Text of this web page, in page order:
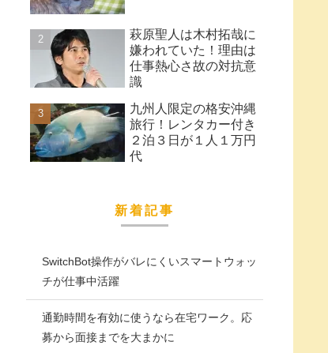
萩原聖人は木村拓哉に
嫌われていた！理由は
仕事熱心さ故の対抗意
識
九州人限定の格安沖縄
旅行！レンタカー付き
２泊３日が１人１万円
代
新着記事
SwitchBot操作がバレにくいスマートウォッ
チが仕事中活躍
通勤時間を有効に使うなら在宅ワーク。応
募から面接までを大まかに